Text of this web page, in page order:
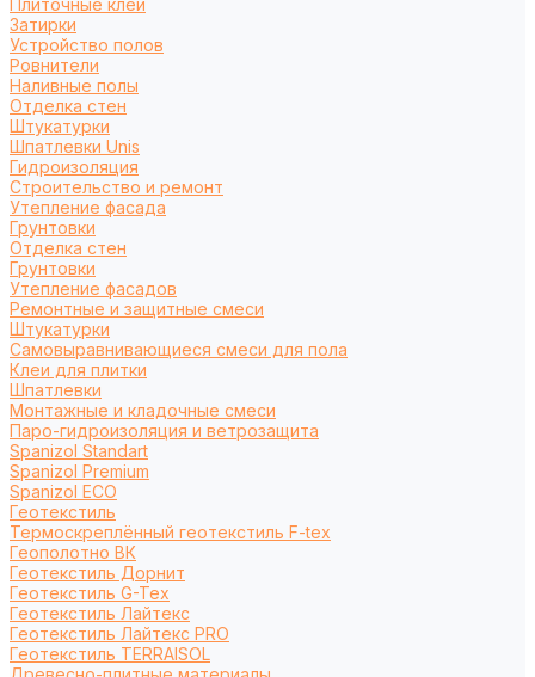
Плиточные клеи
Затирки
Устройство полов
Ровнители
Наливные полы
Отделка стен
Штукатурки
Шпатлевки Unis
Гидроизоляция
Строительство и ремонт
Утепление фасада
Грунтовки
Отделка стен
Грунтовки
Утепление фасадов
Ремонтные и защитные смеси
Штукатурки
Самовыравнивающиеся смеси для пола
Клеи для плитки
Шпатлевки
Монтажные и кладочные смеси
Паро-гидроизоляция и ветрозащита
Spanizol Standart
Spanizol Premium
Spanizol ECO
Геотекстиль
Термоскреплённый геотекстиль F-tex
Геополотно ВК
Геотекстиль Дорнит
Геотекстиль G-Tex
Геотекстиль Лайтекс
Геотекстиль Лайтекс PRO
Геотекстиль TERRAISOL